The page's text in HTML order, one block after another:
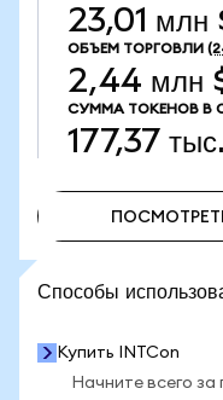
23,01 млн
ОБЪЕМ ТОРГОВЛИ
2,44 млн
СУММА ТОКЕНОВ В
177,37 тыс.
Способы
Купить INTCon
Начните всего